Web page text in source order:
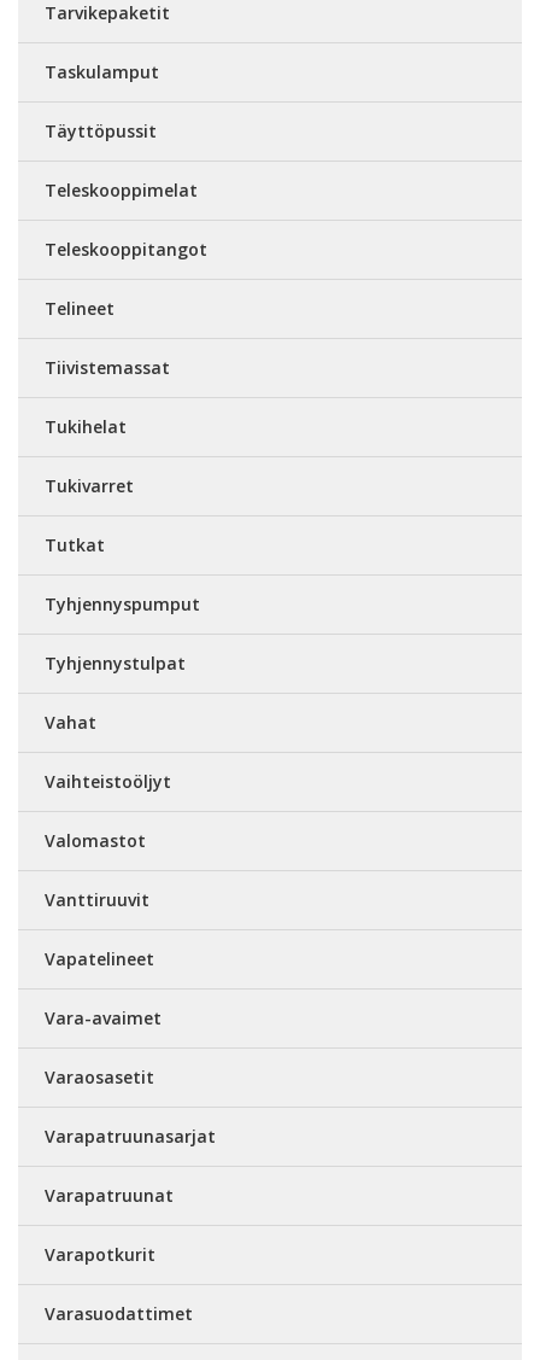
Tarvikepaketit
Taskulamput
Täyttöpussit
Teleskooppimelat
Teleskooppitangot
Telineet
Tiivistemassat
Tukihelat
Tukivarret
Tutkat
Tyhjennyspumput
Tyhjennystulpat
Vahat
Vaihteistoöljyt
Valomastot
Vanttiruuvit
Vapatelineet
Vara-avaimet
Varaosasetit
Varapatruunasarjat
Varapatruunat
Varapotkurit
Varasuodattimet